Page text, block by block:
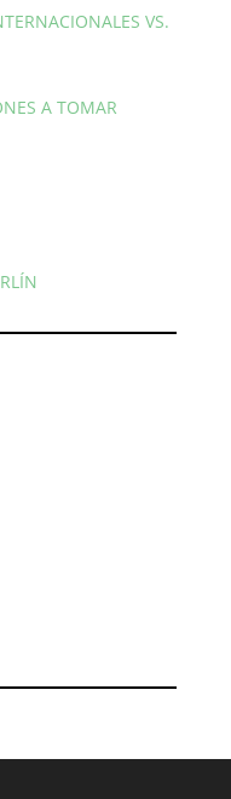
VS.
A TOMAR